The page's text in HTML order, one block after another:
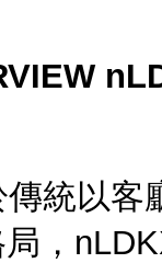
統以客
，